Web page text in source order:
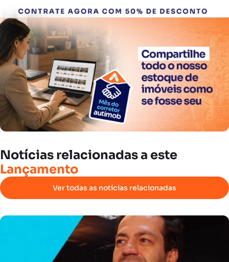
Notícias relacionadasa este
Lançamento
Ver todas as notícias relacionadas